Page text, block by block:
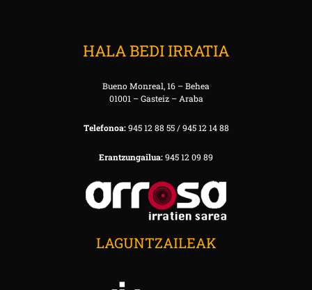
HALA BEDI IRRATIA
Bueno Monreal, 16 – Behea
01001 – Gasteiz – Araba
Telefonoa:945 12 88 55 / 945 12 14 88
Erantzungailua:945 12 09 89
LAGUNTZAILEAK